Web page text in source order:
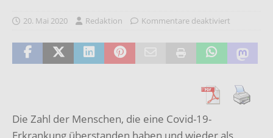
20. Mai 2020 Redaktion Kommentare deaktiviert
Die Zahl der Menschen, die eine Covid-19-
Erkrankung überstanden haben und wieder als